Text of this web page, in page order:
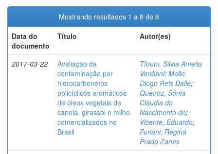
Mostrando resultados 1 a 8 de 8
Data do
documento
Título Autor(es)
2017-03-22
Avaliação da
contaminação por
hidrocarbonetos
policíclicos aromáticos
de óleos vegetais de
canola, girassol e milho
comercializados no
Brasil
Tfouni, Silvia Amelia
Verdiani; Molle,
Diogo Reis Dalle;
Queiroz, Sônia
Cláudia do
Nascimento de;
Vicente, Eduardo;
Furlani, Regina
Prado Zanes